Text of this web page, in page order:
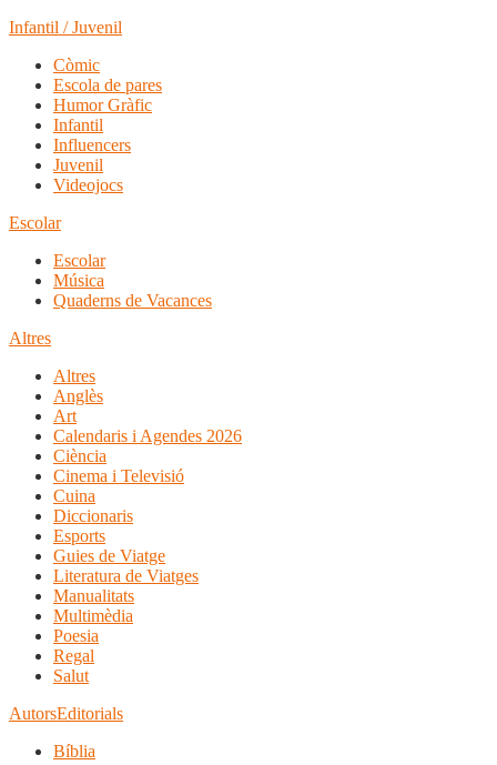
Infantil / Juvenil
Còmic
Escola de pares
Humor Gràfic
Infantil
Influencers
Juvenil
Videojocs
Escolar
Escolar
Música
Quaderns de Vacances
Altres
Altres
Anglès
Art
Calendaris i Agendes 2026
Ciència
Cinema i Televisió
Cuina
Diccionaris
Esports
Guies de Viatge
Literatura de Viatges
Manualitats
Multimèdia
Poesia
Regal
Salut
AutorsEditorials
Bíblia